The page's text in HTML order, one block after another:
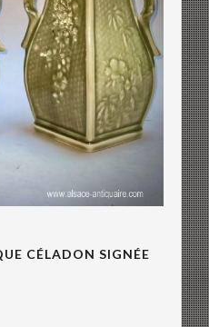
CÉLADON SIGNÉE